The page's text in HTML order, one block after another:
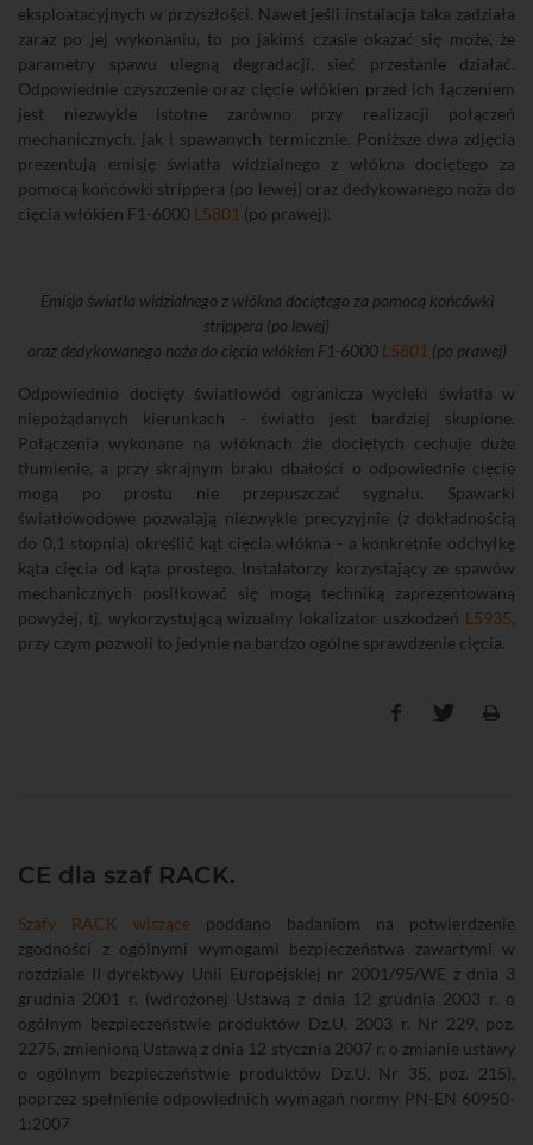
eksploatacyjnych w przyszłości. Nawet jeśli instalacja taka zadziała
zaraz po jej wykonaniu, to po jakimś czasie okazać się może, że
parametry spawu ulegną degradacji, sieć przestanie działać.
Odpowiednie czyszczenie oraz cięcie włókien przed ich łączeniem
jest niezwykle istotne zarówno przy realizacji połączeń
mechanicznych, jak i spawanych termicznie. Poniższe dwa zdjęcia
prezentują emisję światła widzialnego z włókna dociętego za
pomocą końcówki strippera (po lewej) oraz dedykowanego noża do
cięcia włókien F1-6000 L5801 (po prawej).
Emisja światła widzialnego z włókna dociętego za pomocą końcówki
strippera (po lewej)
oraz dedykowanego noża do cięcia włókien F1-6000 L5801 (po prawej)
Odpowiednio docięty światłowód ogranicza wycieki światła w
niepożądanych kierunkach - światło jest bardziej skupione.
Połączenia wykonane na włóknach źle dociętych cechuje duże
tłumienie, a przy skrajnym braku dbałości o odpowiednie cięcie
mogą po prostu nie przepuszczać sygnału. Spawarki
światłowodowe pozwalają niezwykle precyzyjnie (z dokładnością
do 0,1 stopnia) określić kąt cięcia włókna - a konkretnie odchyłkę
kąta cięcia od kąta prostego. Instalatorzy korzystający ze spawów
mechanicznych posiłkować się mogą techniką zaprezentowaną
powyżej, tj. wykorzystującą wizualny lokalizator uszkodzeń L5935,
przy czym pozwoli to jedynie na bardzo ogólne sprawdzenie cięcia.
CE dla szaf RACK.
Szafy RACK wiszące poddano badaniom na potwierdzenie
zgodności z ogólnymi wymogami bezpieczeństwa zawartymi w
rozdziale II dyrektywy Unii Europejskiej nr 2001/95/WE z dnia 3
grudnia 2001 r. (wdrożonej Ustawą z dnia 12 grudnia 2003 r. o
ogólnym bezpieczeństwie produktów Dz.U. 2003 r. Nr 229, poz.
2275, zmienioną Ustawą z dnia 12 stycznia 2007 r. o zmianie ustawy
o ogólnym bezpieczeństwie produktów Dz.U. Nr 35, poz. 215),
poprzez spełnienie odpowiednich wymagań normy PN-EN 60950-
1:2007